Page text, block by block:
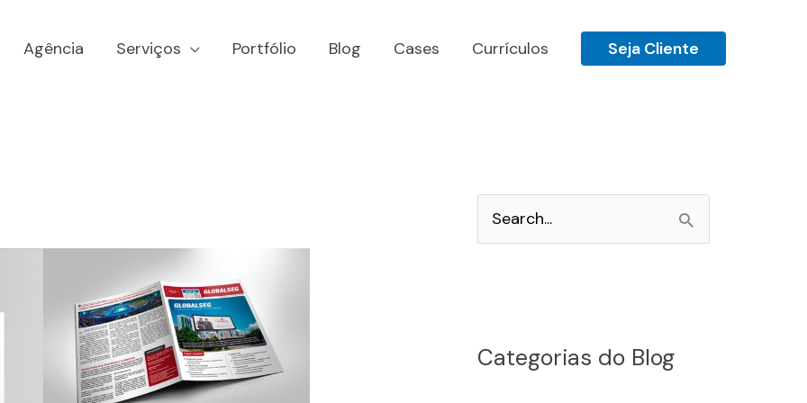
Agência Serviços Portfólio Blog Cases Currículos Seja Cliente
u
Categorias do Blog